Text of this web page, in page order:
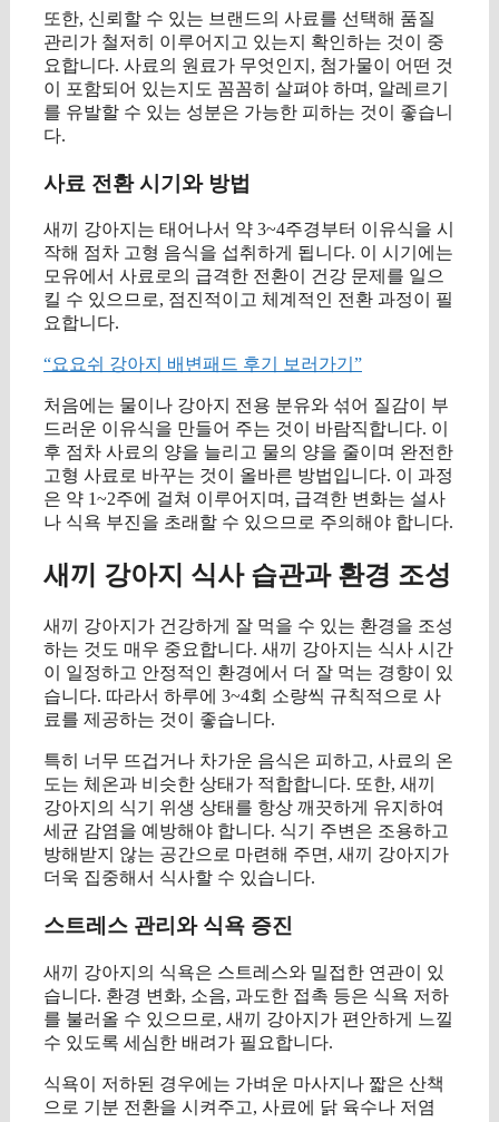
또한, 신뢰할 수 있는 브랜드의 사료를 선택해 품질
관리가 철저히 이루어지고 있는지 확인하는 것이 중
요합니다. 사료의 원료가 무엇인지, 첨가물이 어떤 것
이 포함되어 있는지도 꼼꼼히 살펴야 하며, 알레르기
를 유발할 수 있는 성분은 가능한 피하는 것이 좋습니
다.
사료 전환 시기와 방법
새끼 강아지는 태어나서 약 3~4주경부터 이유식을 시
작해 점차 고형 음식을 섭취하게 됩니다. 이 시기에는
모유에서 사료로의 급격한 전환이 건강 문제를 일으
킬 수 있으므로, 점진적이고 체계적인 전환 과정이 필
요합니다.
“요요쉬 강아지 배변패드 후기 보러가기”
처음에는 물이나 강아지 전용 분유와 섞어 질감이 부
드러운 이유식을 만들어 주는 것이 바람직합니다. 이
후 점차 사료의 양을 늘리고 물의 양을 줄이며 완전한
고형 사료로 바꾸는 것이 올바른 방법입니다. 이 과정
은 약 1~2주에 걸쳐 이루어지며, 급격한 변화는 설사
나 식욕 부진을 초래할 수 있으므로 주의해야 합니다.
새끼 강아지 식사 습관과 환경 조성
새끼 강아지가 건강하게 잘 먹을 수 있는 환경을 조성
하는 것도 매우 중요합니다. 새끼 강아지는 식사 시간
이 일정하고 안정적인 환경에서 더 잘 먹는 경향이 있
습니다. 따라서 하루에 3~4회 소량씩 규칙적으로 사
료를 제공하는 것이 좋습니다.
특히 너무 뜨겁거나 차가운 음식은 피하고, 사료의 온
도는 체온과 비슷한 상태가 적합합니다. 또한, 새끼
강아지의 식기 위생 상태를 항상 깨끗하게 유지하여
세균 감염을 예방해야 합니다. 식기 주변은 조용하고
방해받지 않는 공간으로 마련해 주면, 새끼 강아지가
더욱 집중해서 식사할 수 있습니다.
스트레스 관리와 식욕 증진
새끼 강아지의 식욕은 스트레스와 밀접한 연관이 있
습니다. 환경 변화, 소음, 과도한 접촉 등은 식욕 저하
를 불러올 수 있으므로, 새끼 강아지가 편안하게 느낄
수 있도록 세심한 배려가 필요합니다.
식욕이 저하된 경우에는 가벼운 마사지나 짧은 산책
으로 기분 전환을 시켜주고, 사료에 닭 육수나 저염